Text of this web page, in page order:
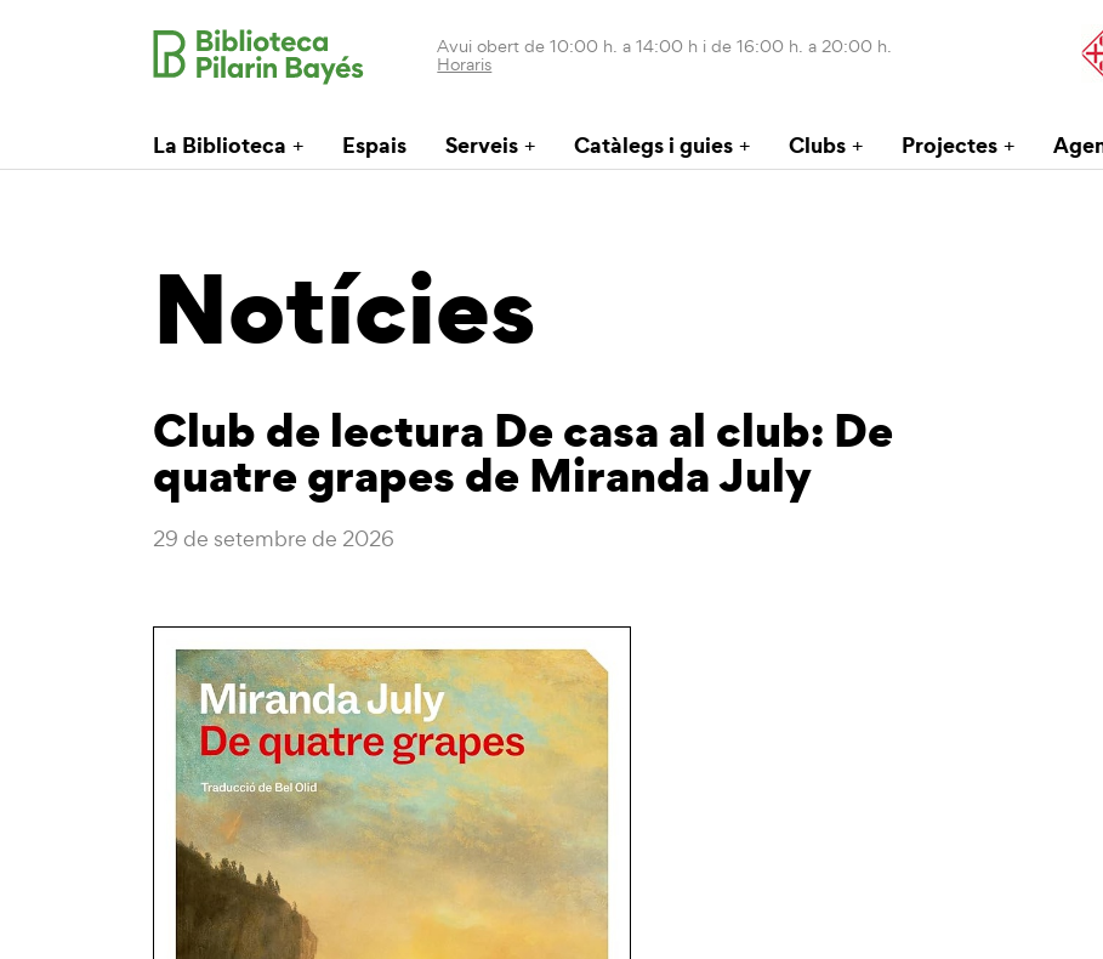
Avui obert de 10:00 h. a 14:00 h i de 16:00 h. a 20:00 h.
Horaris
La Biblioteca Espais Serveis Catàlegs i guies Clubs Projectes
Notícies
Club de lectura De casa al club: De
quatre grapes de Miranda July
29 de setembre de 2026